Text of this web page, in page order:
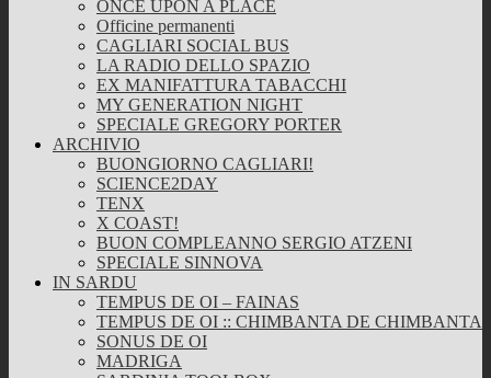
ONCE UPON A PLACE
Officine permanenti
CAGLIARI SOCIAL BUS
LA RADIO DELLO SPAZIO
EX MANIFATTURA TABACCHI
MY GENERATION NIGHT
SPECIALE GREGORY PORTER
ARCHIVIO
BUONGIORNO CAGLIARI!
SCIENCE2DAY
TENX
X COAST!
BUON COMPLEANNO SERGIO ATZENI
SPECIALE SINNOVA
IN SARDU
TEMPUS DE OI – FAINAS
TEMPUS DE OI :: CHIMBANTA DE CHIMBANTA
SONUS DE OI
MADRIGA